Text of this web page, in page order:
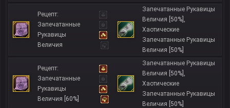
Рецепт:
Запечатанные
Рукавицы
Величия
Запечатанные Рукавицы
Величия [50%] ,
Хаотические
Запечатанные Рукавицы
Величия [50%]
Рецепт:
Запечатанные
Рукавицы
Величия [60%]
Запечатанные Рукавицы
Величия [50%] ,
Хаотические
Запечатанные Рукавицы
Величия [50%]